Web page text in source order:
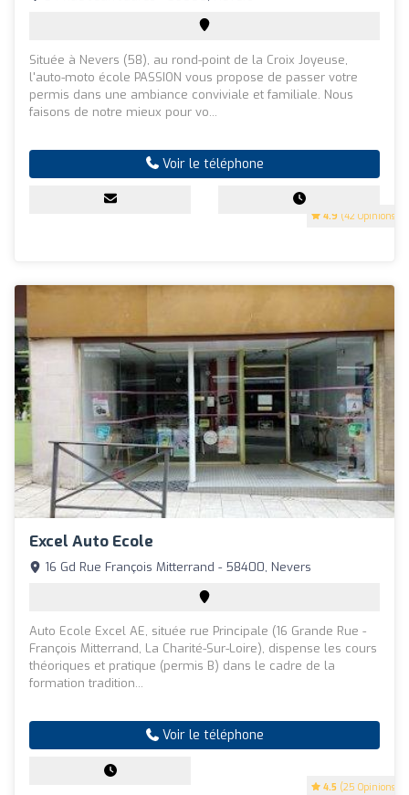
4.9 (42 Opinions)
Située à Nevers (58), au rond-point de la Croix Joyeuse,
l'auto-moto école PASSION vous propose de passer votre
permis dans une ambiance conviviale et familiale. Nous
faisons de notre mieux pour vo...
Voir le téléphone
Excel Auto Ecole
4.5 (25 Opinions)
16 Gd Rue François Mitterrand - 58400, Nevers
Auto Ecole Excel AE, située rue Principale (16 Grande Rue -
François Mitterrand, La Charité-Sur-Loire), dispense les cours
théoriques et pratique (permis B) dans le cadre de la
formation tradition...
Voir le téléphone